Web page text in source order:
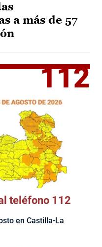
a más de 57
112
teléfono 112
en Castilla-La